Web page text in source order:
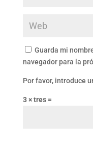
Guarda mi
navegador para la
Por favor, introduce
3 × tres =